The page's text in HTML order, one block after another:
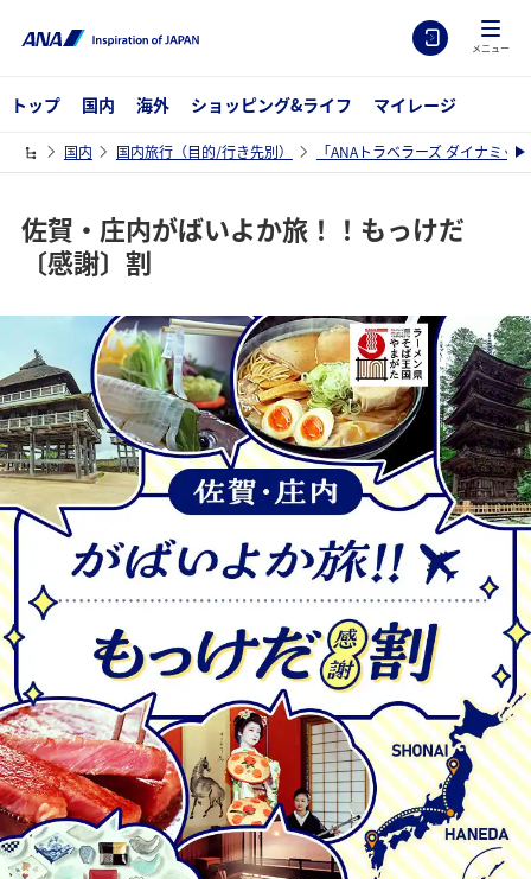
メニュー
トップ 国内 海外 ショッピング&ライフ マイレージ
国内 国内旅行（目的/行き先別） 「ANAトラベラーズ ダイナミッ
佐賀・庄内がばいよか旅！！もっけだ
〔感謝〕割